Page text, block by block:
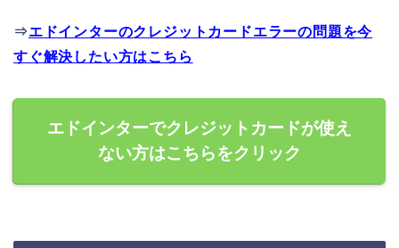
⇒エドインターのクレジットカードエラーの問題を今
すぐ解決したい方はこちら
エドインターでクレジットカードが使え
ない方はこちらをクリック